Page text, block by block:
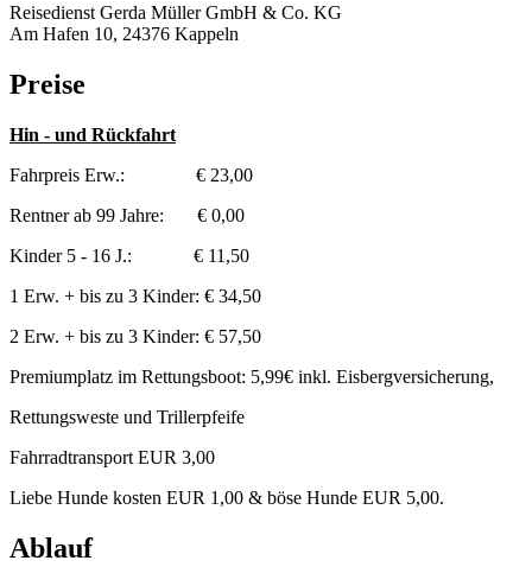
Reisedienst Gerda Müller GmbH & Co. KG
Am Hafen 10, 24376 Kappeln
Preise
Hin - und Rückfahrt
Fahrpreis Erw.: € 23,00
Rentner ab 99 Jahre: € 0,00
Kinder 5 - 16 J.: € 11,50
1 Erw. + bis zu 3 Kinder: € 34,50
2 Erw. + bis zu 3 Kinder: € 57,50
Premiumplatz im Rettungsboot: 5,99€ inkl. Eisbergversicherung,
Rettungsweste und Trillerpfeife
Fahrradtransport EUR 3,00
Liebe Hunde kosten EUR 1,00 & böse Hunde EUR 5,00.
Ablauf